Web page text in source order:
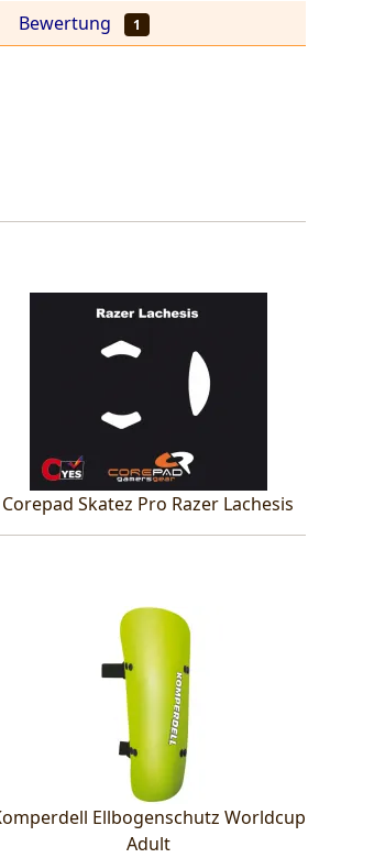
Bewertung 1
Corepad Skatez Pro Razer Lachesis
Ellbogenschutz Worldcup
Adult